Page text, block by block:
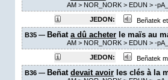
AM> NOR_NORK > EDUN > -
JEDON:
Beñatek
B35 — Beñat a dû acheterle maïs au
AM> NOR_NORK > EDUN > -
JEDON:
Beñatek
B36 — Beñat devait avoirles clés à la